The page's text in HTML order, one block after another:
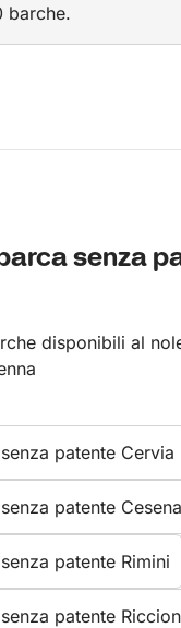
barche.
senza
disponibili al
patente Cervia
patente
patente Rimini
patente